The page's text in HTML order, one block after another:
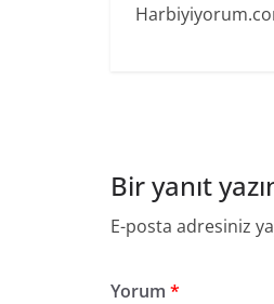
Bir yanıt
E-posta adresiniz
Yorum *